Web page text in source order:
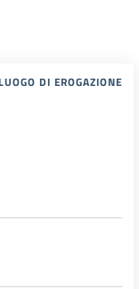
LUOGO DI EROGAZIONE